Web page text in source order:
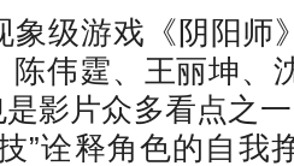
象级游戏《阴阳
陈伟霆、王丽坤、
影片众多看点之
”诠释角色的自我